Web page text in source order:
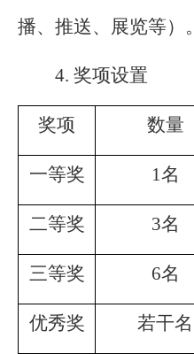
播、推送、展览等）。
4. 奖项设置
奖项 数量
一等奖 1名
二等奖 3名
三等奖 6名
优秀奖 若干名